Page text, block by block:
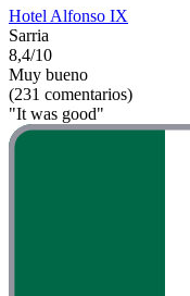
Hotel Alfonso IX
Sarria
8,4/10
Muy bueno
(231 comentarios)
"It was good"